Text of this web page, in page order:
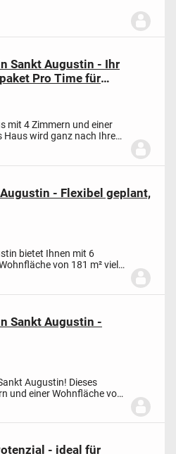
Sankt Augustin - Ihr
Pro Time für
mit 4 Zimmern und einer
Haus wird ganz nach Ihren
- Flexibel geplant,
bietet Ihnen mit 6
von 181 m² viel
Sankt Augustin -
Augustin! Dieses
und einer Wohnfläche von
und...
- ideal für